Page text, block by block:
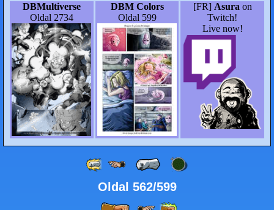
DBMultiverse
Oldal 2734
DBM Colors
Oldal 599
[FR] Asura on
Twitch!
Live now!
Oldal 562/599